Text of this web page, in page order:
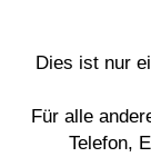
Dies ist nur
Für alle
Telefon,